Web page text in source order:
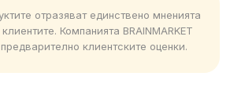
отразяват единствено мненията
Компанията BRAINMARKET
клиентските оценки.